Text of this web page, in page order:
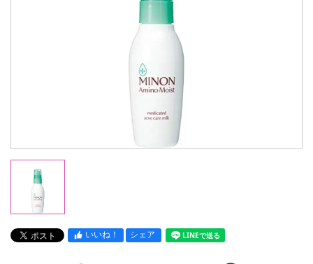
いいね！ シェア LINEで送る